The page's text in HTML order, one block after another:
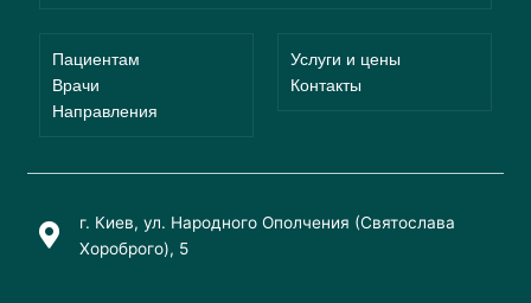
Пациентам
Врачи
Направления
Услуги и цены
Контакты
г. Киев, ул. Народного Ополчения (Святослава
Хороброго), 5